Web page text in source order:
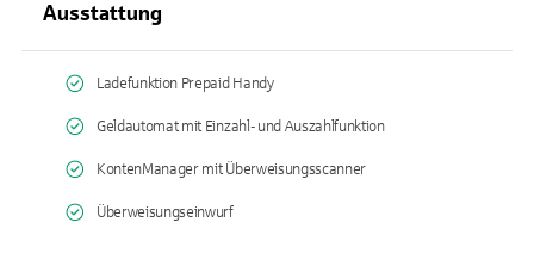
Ausstattung
Ladefunktion Prepaid Handy
Geldautomat mit Einzahl- und Auszahlfunktion
KontenManager mit Überweisungsscanner
Überweisungseinwurf